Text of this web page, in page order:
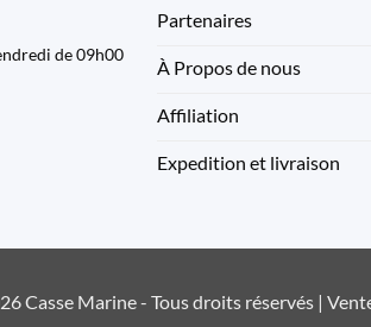
de 09h00
Partenaires
À Propos de nous
Affiliation
Expedition et livraison
Casse Marine - Tous droits réservés |